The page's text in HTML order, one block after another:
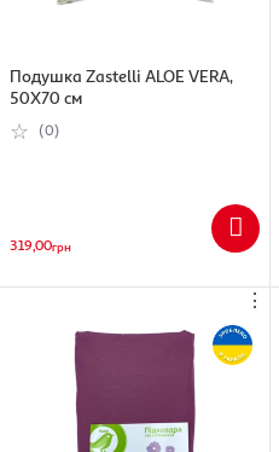
Подушка Zastelli ALOE VERA,
50Х70 см
(0)
319,00грн
⋮